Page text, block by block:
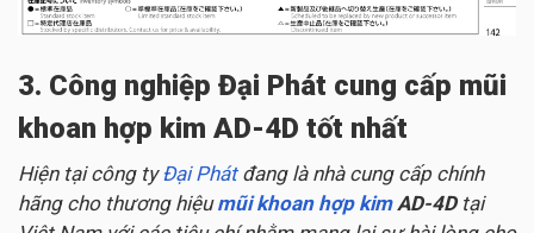
3. Công nghiệp Đại Phát cung cấp mũi
khoan hợp kim AD-4D tốt nhất
Hiện tại công tyĐại Phátđang là nhà cung cấp chính
hãng cho thương hiệu mũi khoan hợp kimAD-4D tại